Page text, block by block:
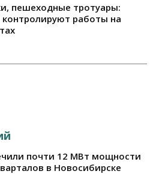
пешеходные тротуары:
работы на
почти 12 МВт мощности
в Новосибирске